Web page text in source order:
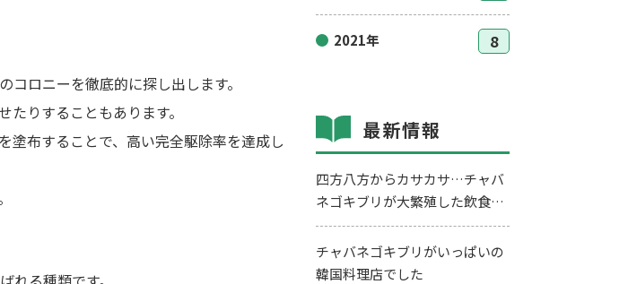
ロニーを徹底的に探し出します。
りすることもあります。
塗布することで、高い完全駆除率を達成し
2021年 8
最新情報
四方八方からカサカサ…チャバ
ネゴキブリが大繁殖した飲食店
を駆除してきました
チャバネゴキブリがいっぱいの
韓国料理店でした